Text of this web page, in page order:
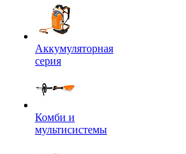
Аккумуляторная
серия
Комби и
мультисистемы